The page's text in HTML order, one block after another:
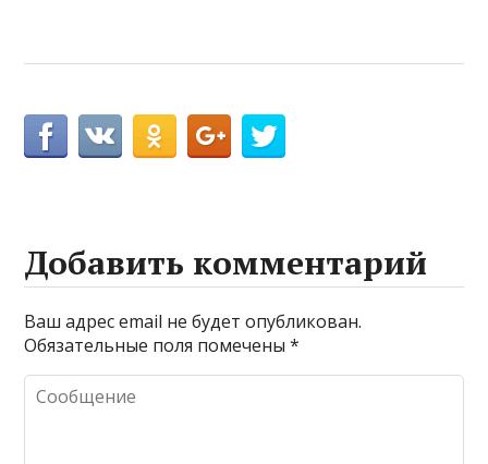
Добавить комментарий
Ваш адрес email не будет опубликован.
Обязательные поля помечены*